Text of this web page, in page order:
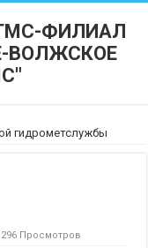
ФИЛИАЛ
ВОЛЖСКОЕ
гидрометслужбы
296 Просмотров